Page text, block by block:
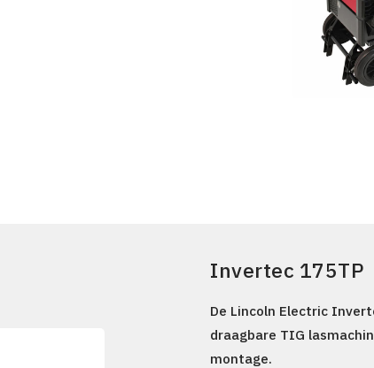
Invertec 175TP
De Lincoln Electric
draagbare TIG
montage.